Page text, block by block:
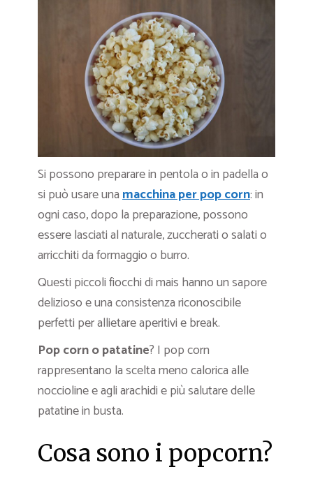
Si possono preparare in pentola o in padella o
si può usare unamacchina per pop corn: in
ogni caso, dopo la preparazione, possono
essere lasciati al naturale, zuccherati o salati o
arricchiti da formaggio o burro.
Questi piccoli fiocchi di mais hanno un sapore
delizioso e una consistenza riconoscibile
perfetti per allietare aperitivi e break.
Pop corn o patatine? I pop corn
rappresentano la scelta meno calorica alle
noccioline e agli arachidi e più salutare delle
patatine in busta.
Cosa sono i popcorn?